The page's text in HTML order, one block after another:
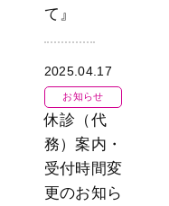
て』
2025.04.17
お知らせ
休診（代
務）案内・
受付時間変
更のお知ら